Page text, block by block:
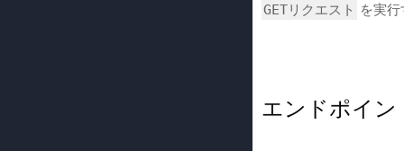
GETリクエスト を実
エンドポイン